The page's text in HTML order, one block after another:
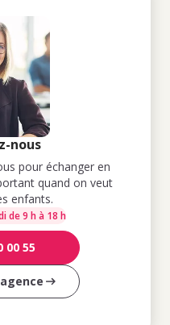
nous
pour échanger en
quand on veut
enfants.
de 9 h à 18 h
00 55